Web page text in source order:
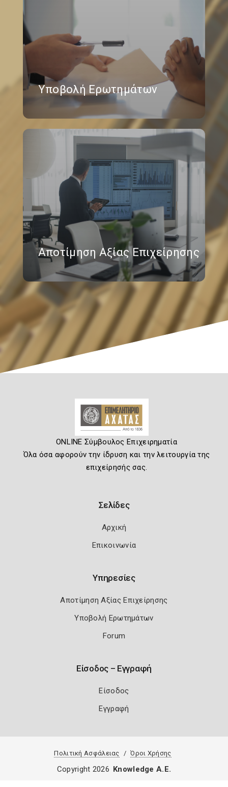
Υποβολή Ερωτημάτων
Αποτίμηση Αξίας Επιχείρησης
ONLINE Σύμβουλος Επιχειρηματία
Όλα όσα αφορούν την ίδρυση και την λειτουργία της
επιχείρησής σας.
Σελίδες
Αρχική
Επικοινωνία
Υπηρεσίες
Αποτίμηση Αξίας Επιχείρησης
Υποβολή Ερωτημάτων
Forum
Είσοδος – Εγγραφή
Είσοδος
Εγγραφή
Πολιτική Ασφάλειας Όροι Χρήσης
Copyright 2026 Knowledge A.E.